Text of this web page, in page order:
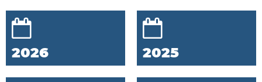
2026 2025